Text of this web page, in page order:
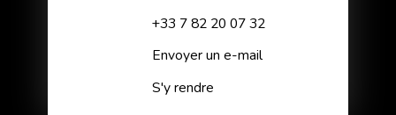
+33 7 82 20 07 32
Envoyer un e-mail
S'y rendre